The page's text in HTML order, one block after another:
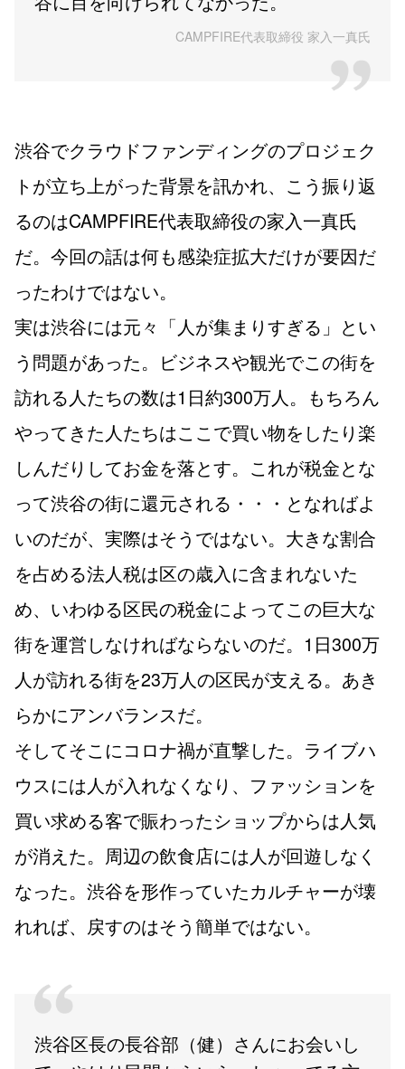
CAMPFIRE代表取締役 家入一真氏
渋谷でクラウドファンディングのプロジェク
トが立ち上がった背景を訊かれ、こう振り返
るのはCAMPFIRE代表取締役の家入一真氏
だ。今回の話は何も感染症拡大だけが要因だ
ったわけではない。
実は渋谷には元々「人が集まりすぎる」とい
う問題があった。ビジネスや観光でこの街を
訪れる人たちの数は1日約300万人。もちろん
やってきた人たちはここで買い物をしたり楽
しんだりしてお金を落とす。これが税金とな
って渋谷の街に還元される・・・となればよ
いのだが、実際はそうではない。大きな割合
を占める法人税は区の歳入に含まれないた
め、いわゆる区民の税金によってこの巨大な
街を運営しなければならないのだ。1日300万
人が訪れる街を23万人の区民が支える。あき
らかにアンバランスだ。
そしてそこにコロナ禍が直撃した。ライブハ
ウスには人が入れなくなり、ファッションを
買い求める客で賑わったショップからは人気
が消えた。周辺の飲食店には人が回遊しなく
なった。渋谷を形作っていたカルチャーが壊
れれば、戻すのはそう簡単ではない。
渋谷区長の長谷部（健）さんにお会いし